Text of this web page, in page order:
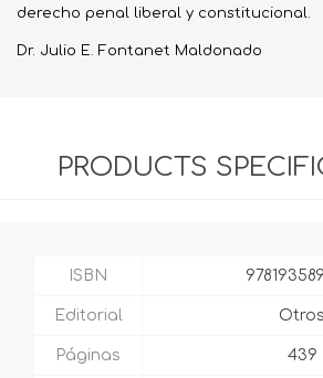
derecho penal liberal y constitucional.
Dr. Julio E. Fontanet Maldonado
PRODUCTS
ISBN
Editorial Otros
Páginas 439